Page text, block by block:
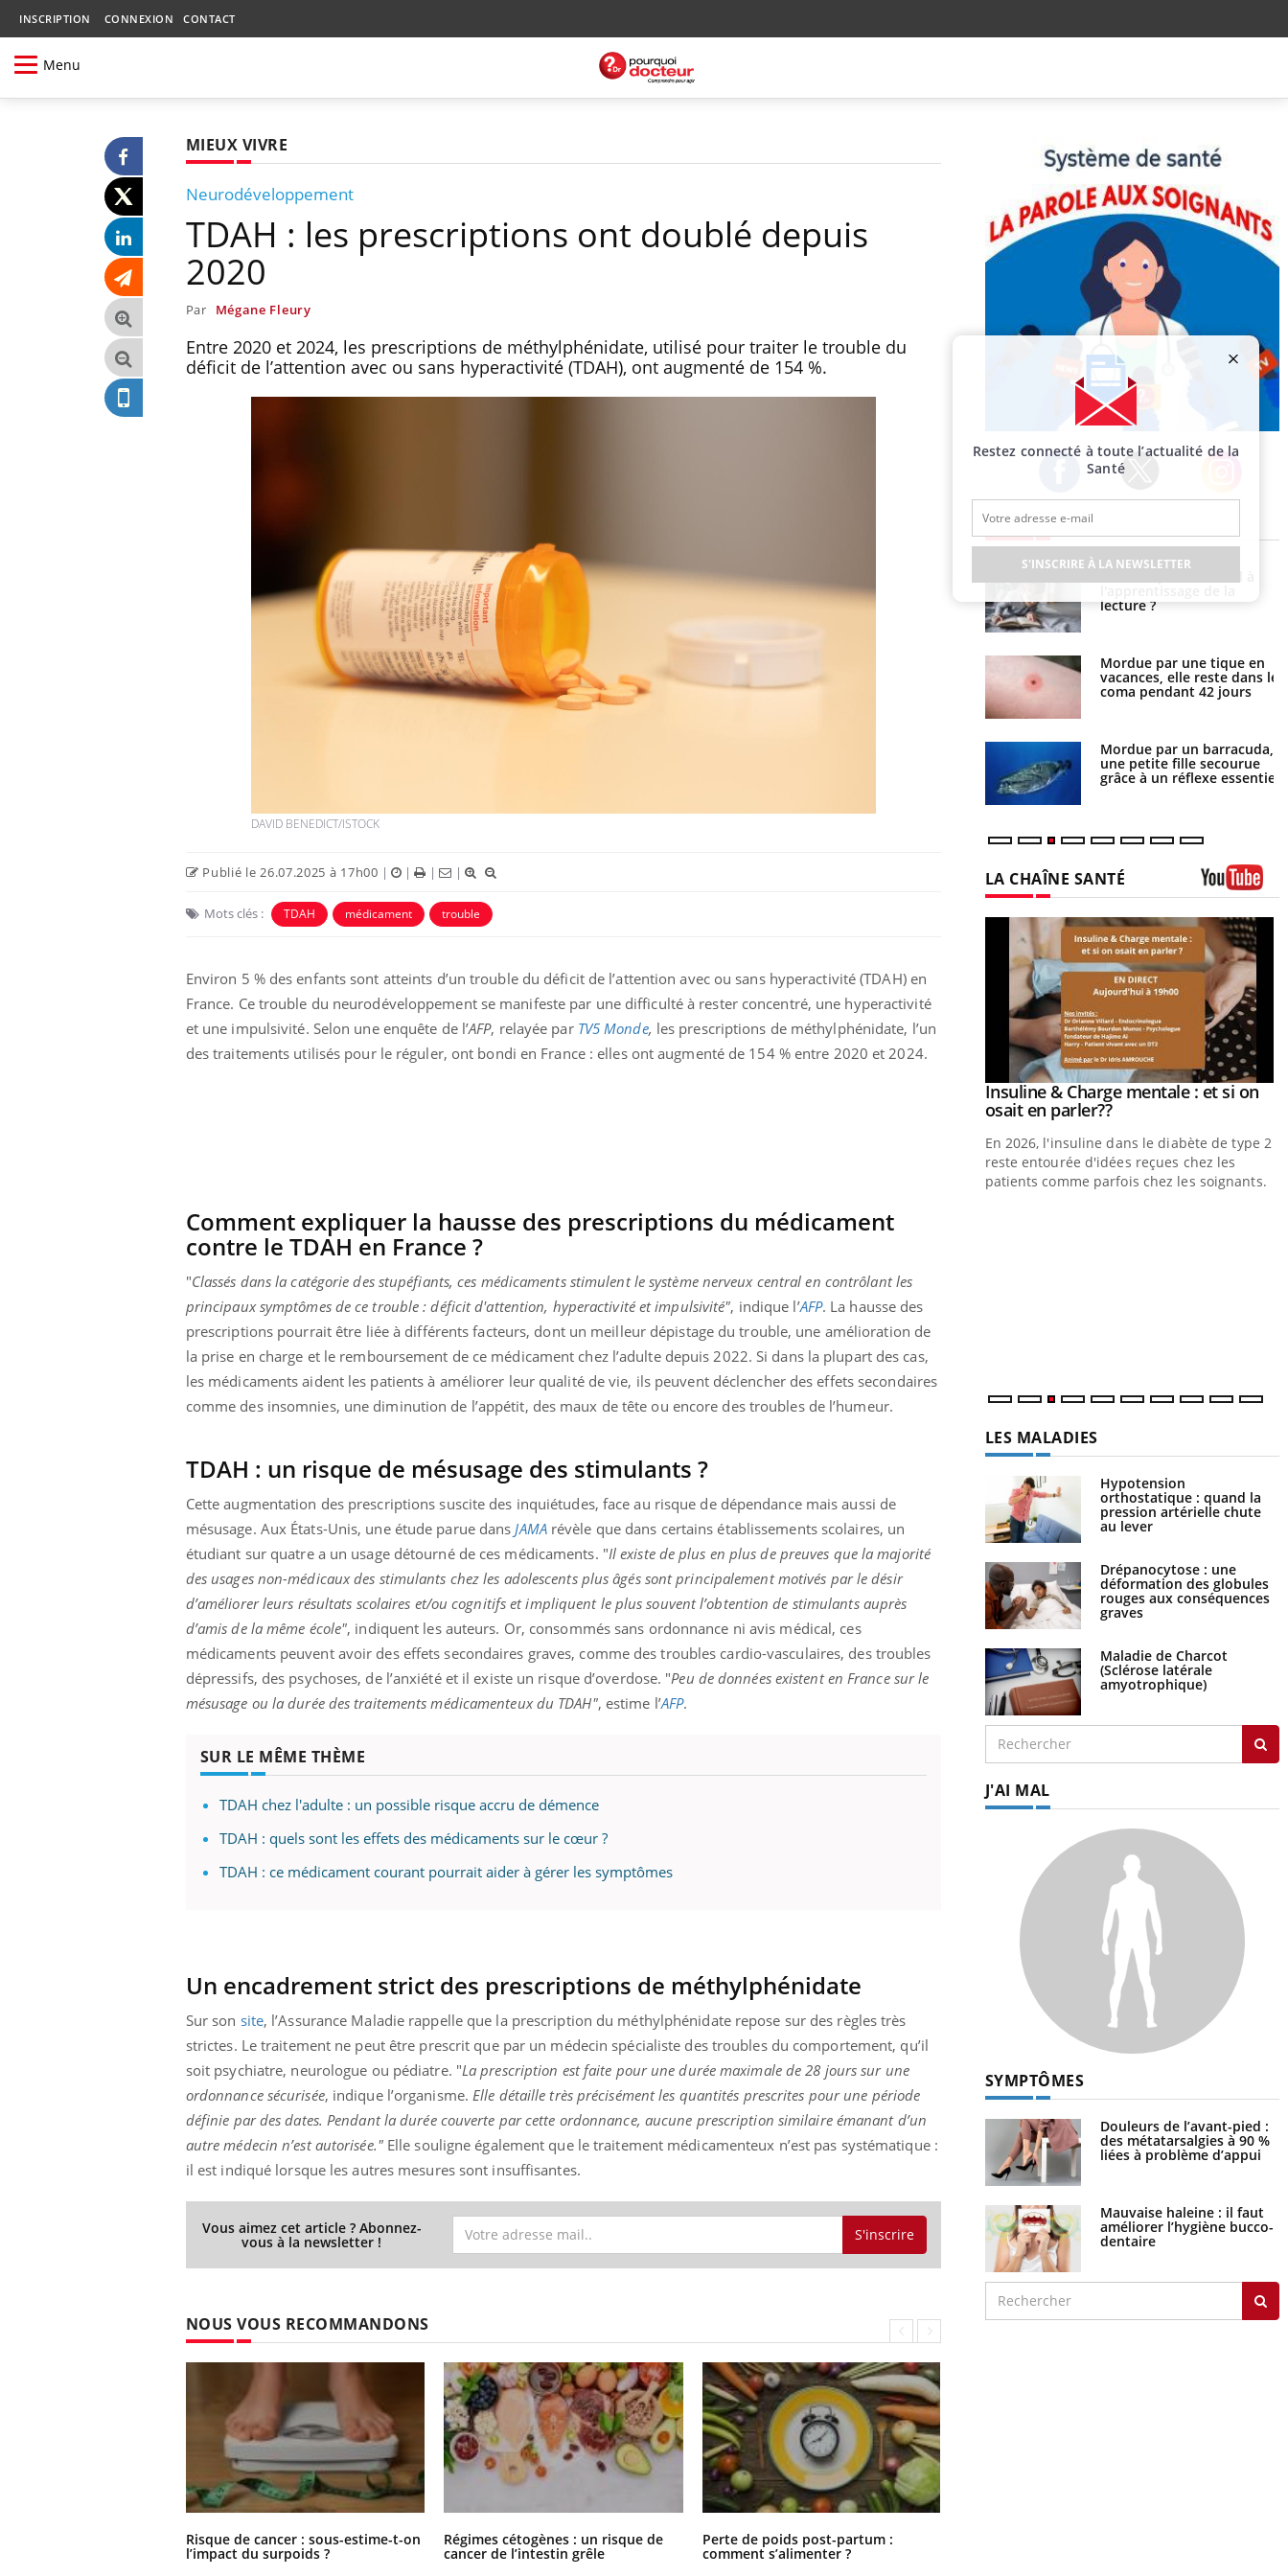
INSCRIPTION CONNEXION CONTACT
Menu
MIEUX VIVRE
Neurodéveloppement
TDAH : les prescriptions ont doublé depuis
2020
Par Mégane Fleury
Entre 2020 et 2024, les prescriptions de méthylphénidate, utilisé pour traiter le trouble du
déficit de l’attention avec ou sans hyperactivité (TDAH), ont augmenté de 154 %.
DAVID BENEDICT/ISTOCK
Publié le 26.07.2025 à 17h00 | | | |
Mots clés : TDAH médicament trouble
Environ 5 % des enfants sont atteints d’un trouble du déficit de l’attention avec ou sans hyperactivité (TDAH) en
France. Ce trouble du neurodéveloppement se manifeste par une difficulté à rester concentré, une hyperactivité
et une impulsivité. Selon une enquête de l’AFP, relayée par TV5 Monde, les prescriptions de méthylphénidate, l’un
des traitements utilisés pour le réguler, ont bondi en France : elles ont augmenté de 154 % entre 2020 et 2024.
Comment expliquer la hausse des prescriptions du médicament
contre le TDAH en France ?
"Classés dans la catégorie des stupéfiants, ces médicaments stimulent le système nerveux central en contrôlant les
principaux symptômes de ce trouble : déficit d'attention, hyperactivité et impulsivité", indique l’AFP. La hausse des
prescriptions pourrait être liée à différents facteurs, dont un meilleur dépistage du trouble, une amélioration de
la prise en charge et le remboursement de ce médicament chez l’adulte depuis 2022. Si dans la plupart des cas,
les médicaments aident les patients à améliorer leur qualité de vie, ils peuvent déclencher des effets secondaires
comme des insomnies, une diminution de l’appétit, des maux de tête ou encore des troubles de l’humeur.
TDAH : un risque de mésusage des stimulants ?
Cette augmentation des prescriptions suscite des inquiétudes, face au risque de dépendance mais aussi de
mésusage. Aux États-Unis, une étude parue dans JAMArévèle que dans certains établissements scolaires, un
étudiant sur quatre a un usage détourné de ces médicaments. "Il existe de plus en plus de preuves que la majorité
des usages non-médicaux des stimulants chez les adolescents plus âgés sont principalement motivés par le désir
d’améliorer leurs résultats scolaires et/ou cognitifs et impliquent le plus souvent l’obtention de stimulants auprès
d’amis de la même école", indiquent les auteurs. Or, consommés sans ordonnance ni avis médical, ces
médicaments peuvent avoir des effets secondaires graves, comme des troubles cardio-vasculaires, des troubles
dépressifs, des psychoses, de l’anxiété et il existe un risque d’overdose. "Peu de données existent en France sur le
mésusage ou la durée des traitements médicamenteux du TDAH", estime l’AFP.
SUR LE MÊME THÈME
TDAH chez l'adulte : un possible risque accru de démence
TDAH : quels sont les effets des médicaments sur le cœur ?
TDAH : ce médicament courant pourrait aider à gérer les symptômes
Un encadrement strict des prescriptions de méthylphénidate
Sur son site, l’Assurance Maladie rappelle que la prescription du méthylphénidate repose sur des règles très
strictes. Le traitement ne peut être prescrit que par un médecin spécialiste des troubles du comportement, qu’il
soit psychiatre, neurologue ou pédiatre. "La prescription est faite pour une durée maximale de 28 jours sur une
ordonnance sécurisée, indique l’organisme. Elle détaille très précisément les quantités prescrites pour une période
définie par des dates. Pendant la durée couverte par cette ordonnance, aucune prescription similaire émanant d’un
autre médecin n’est autorisée." Elle souligne également que le traitement médicamenteux n’est pas systématique :
il est indiqué lorsque les autres mesures sont insuffisantes.
Vous aimez cet article ? Abonnez-
vous à la newsletter ! S'inscrire
NOUS VOUS RECOMMANDONS
Risque de cancer : sous-estime-t-on
l’impact du surpoids ?
Régimes cétogènes : un risque de
cancer de l’intestin grêle
Perte de poids post-partum :
comment s’alimenter ?
Facebook Twitter Instagram
EN DIRECT
VIH : la fin du comprimé
tous les jours se profile-t-
elle enfin ?
Pourquoi votre ventre
gâche-t-il les premiers
jours de vos vacances ?
Le Viagra pourrait-il freiner
la propagation du cancer ?
Pourquoi manger moins de
protéines pourrait
finalement être bénéfique
lecture ?
Mordue par une tique en
vacances, elle reste dans le
coma pendant 42 jours
Mordue par un barracuda,
une petite fille secourue
grâce à un réflexe essentiel
contamination ?
Allergies alimentaires : une
nouvelle arme contre les
réactions sévères
Comment gérer le sommeil
des enfants en vacances ?
LA CHAÎNE SANTÉ
Youtube
Insuline & Charge mentale : et si on
osait en parler??Youtube
En 2026, l'insuline dans le diabète de type 2
reste entourée d'idées reçues chez les
patients comme parfois chez les soignants.
LES MALADIES
Hypotension
orthostatique : quand la
pression artérielle chute
au lever
Drépanocytose : une
déformation des globules
rouges aux conséquences
graves
Maladie de Charcot
(Sclérose latérale
amyotrophique)
J'AI MAL
SYMPTÔMES
Douleurs de l’avant-pied :
des métatarsalgies à 90 %
liées à problème d’appui
Mauvaise haleine : il faut
améliorer l’hygiène bucco-
dentaire
Restez connecté à toute l’actualité de la
Santé
S'INSCRIRE À LA NEWSLETTER